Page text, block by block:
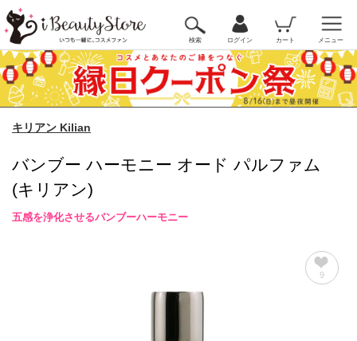
検索 ログイン カート メニュー
キリアン Kilian
バンブー ハーモニー オード パルファム
(キリアン)
五感を浄化させるバンブーハーモニー
9